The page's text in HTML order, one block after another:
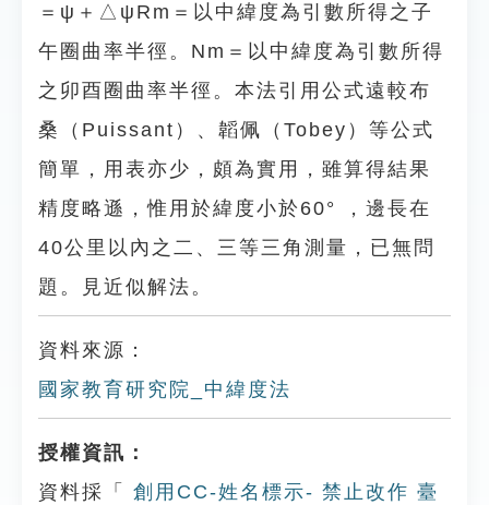
＝ψ＋△ψRm＝以中緯度為引數所得之子
午圈曲率半徑。Nm＝以中緯度為引數所得
之卯酉圈曲率半徑。本法引用公式遠較布
桑（Puissant）、韜佩（Tobey）等公式
簡單，用表亦少，頗為實用，雖算得結果
精度略遜，惟用於緯度小於60° ，邊長在
40公里以內之二、三等三角測量，已無問
題。見近似解法。
資料來源：
國家教育研究院_中緯度法
授權資訊：
資料採「
創用CC-姓名標示- 禁止改作 臺